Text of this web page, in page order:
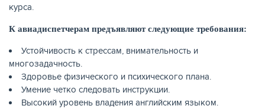
курса.
К авиадиспетчерам предъявляют следующие требования:
Устойчивость к стрессам, внимательность и
многозадачность.
Здоровье физического и психического плана.
Умение четко следовать инструкции.
Высокий уровень владения английским языком.